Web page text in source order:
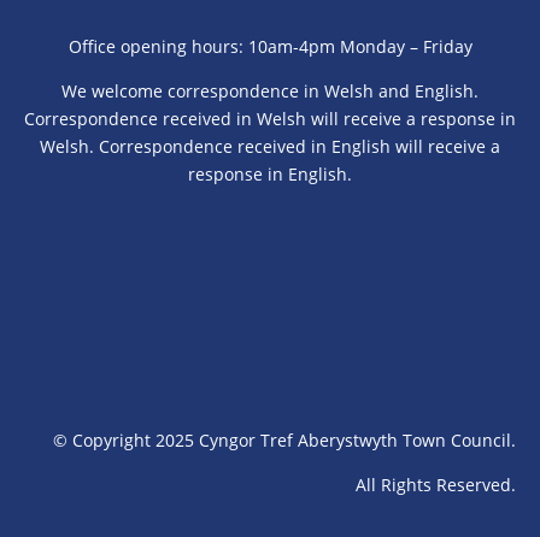
Office opening hours: 10am-4pm Monday – Friday
We welcome correspondence in Welsh and English.
Correspondence received in Welsh will receive a response in
Welsh. Correspondence received in English will receive a
response in English.
© Copyright 2025 Cyngor Tref Aberystwyth Town Council.
All Rights Reserved.